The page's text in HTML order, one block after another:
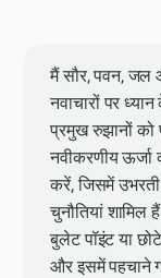
मैं सौर, पवन, जल
नवाचारों पर
प्रमुख रुझानों को
नवीकरणीय ऊर्जा
करें, जिसमें उभरती
चुनौतियां शामिल
बुलेट पॉइंट या
और इसमें पहचाने